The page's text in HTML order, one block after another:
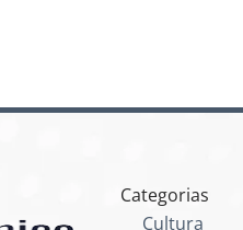
Categorias
Cultura